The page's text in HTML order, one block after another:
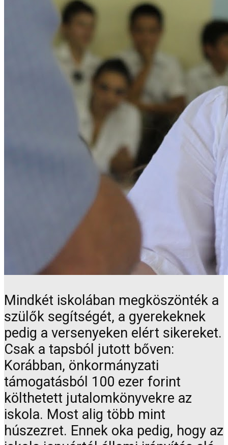
Mindkét iskolában megköszönték a
szülők segítségét, a gyerekeknek
pedig a versenyeken elért sikereket.
Csak a tapsból jutott bőven:
Korábban, önkormányzati
támogatásból 100 ezer forint
költhetett jutalomkönyvekre az
iskola. Most alig több mint
húszezret. Ennek oka pedig, hogy az